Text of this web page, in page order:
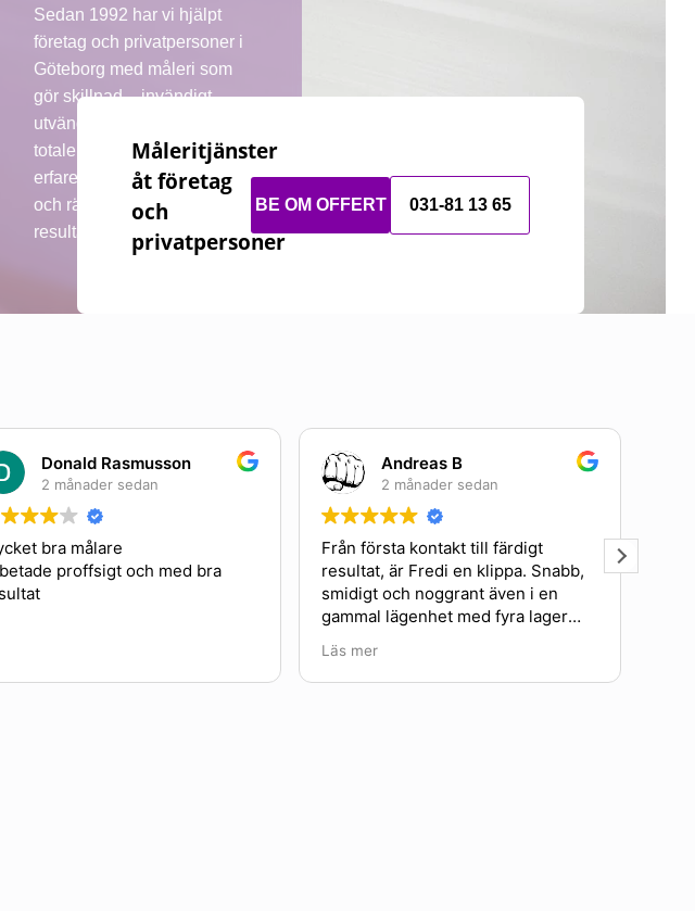
Sedan 1992 har vi hjälpt
företag och privatpersoner i
Göteborg med måleri som
gör skillnad – invändigt,
utvändigt och som
totalentreprenad. Med
erfarenhet, noggrannhet
och rätt material skapar vi
resultat som håller över tid.
Måleritjänster
åt företag
och
privatpersoner
BE OM OFFERT 031-81 13 65
Donald Rasmusson
2 månader sedan
bra målare
proffsigt och med bra
Andreas B
2 månader sedan
Från första kontakt till färdigt
resultat, är Fredi en klippa. Snabb,
smidigt och noggrant även i en
gammal lägenhet med fyra lager
Super nöjd med resultatet och
kommer anlita denna firma igen 👌
Läs mer
och fint